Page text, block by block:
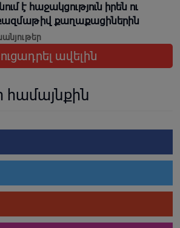
է հաջակցություն իրեն ու
բազմաթիվ քաղաքացիներին
ավելին
համայնքին